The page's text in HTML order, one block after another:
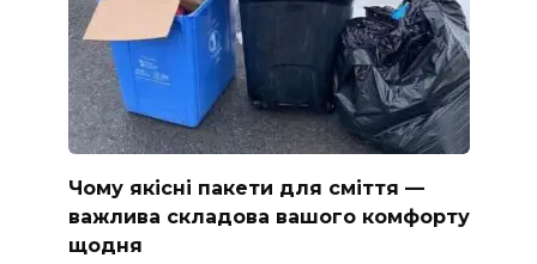
Чому якісні пакети для сміття —
важлива складова вашого комфорту
щодня